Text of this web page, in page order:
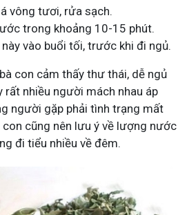
vông tươi, rửa sạch.
trong khoảng 10-15 phút.
vào buổi tối, trước khi đi ngủ.
con cảm thấy thư thái, dễ ngủ
rất nhiều người mách nhau áp
người gặp phải tình trạng mất
con cũng nên lưu ý về lượng nước
đi tiểu nhiều về đêm.